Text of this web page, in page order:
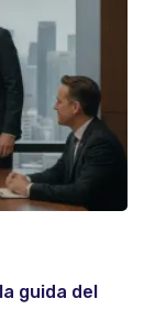
guida del